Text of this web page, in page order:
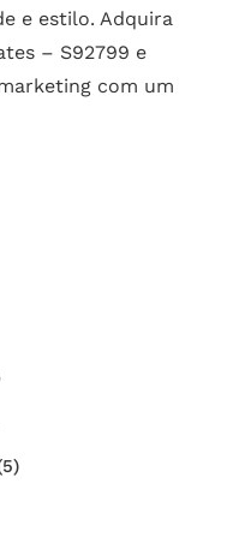
e estilo. Adquira
– S92799 e
com um